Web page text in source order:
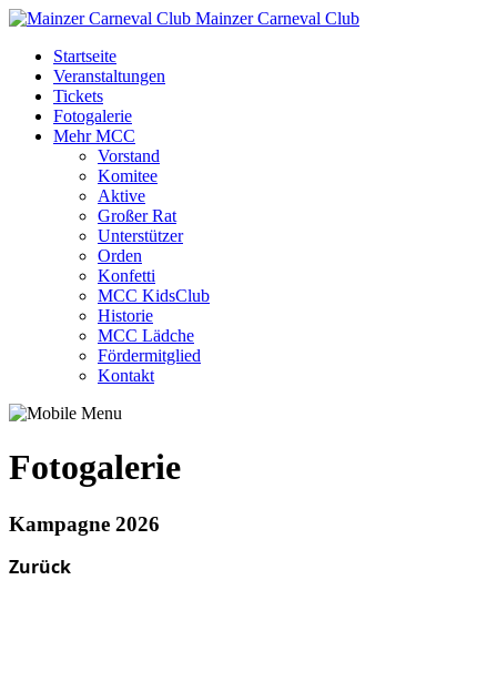
Mainzer Carneval Club
Startseite
Veranstaltungen
Tickets
Fotogalerie
Mehr MCC
Vorstand
Komitee
Aktive
Großer Rat
Unterstützer
Orden
Konfetti
MCC KidsClub
Historie
MCC Lädche
Fördermitglied
Kontakt
Fotogalerie
Kampagne 2026
Zurück